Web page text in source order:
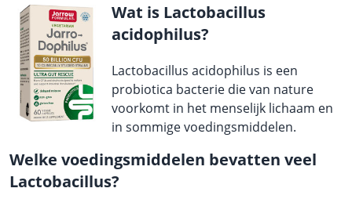
Wat is Lactobacillus
acidophilus?
Lactobacillus acidophilus is een
probiotica bacterie die van nature
voorkomt in het menselijk lichaam en
in sommige voedingsmiddelen.
Welke voedingsmiddelen bevatten veel
Lactobacillus?